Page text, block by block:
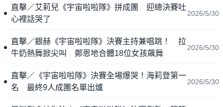
直擊／艾莉兒《宇宙啦啦隊》拼成團 迎總決賽吐
心裡話哭了
2026/5/30
直擊／銀赫《宇宙啦啦隊》決賽主持兼唱跳！ 拉
牛奶熱舞掀尖叫 鄭恩地合體18位女孩飆舞
2026/5/30
直擊／《宇宙啦啦隊》決賽全場爆哭！海莉登第一
名 最終9人成團名單出爐
2026/5/30